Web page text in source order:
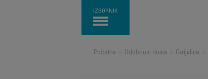
IZBORNIK
Početna Udobnost doma Grrijalice